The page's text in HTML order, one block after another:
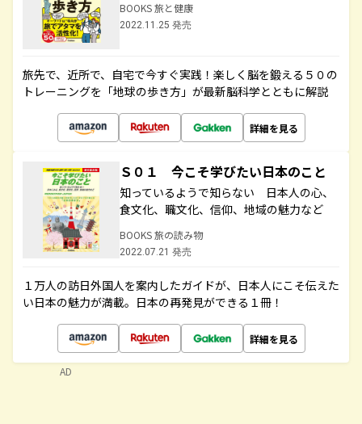
BOOKS 旅と健康
2022.11.25 発売
旅先で、近所で、自宅で今すぐ実践！楽しく脳を鍛える５０の
トレーニングを「地球の歩き方」が最新脳科学とともに解説
詳細を見る
Ｓ０１ 今こそ学びたい日本のこと
知っているようで知らない 日本人の心、
食文化、職文化、信仰、地域の魅力など
BOOKS 旅の読み物
2022.07.21 発売
１万人の訪日外国人を案内したガイドが、日本人にこそ伝えた
い日本の魅力が満載。日本の再発見ができる１冊！
詳細を見る
AD